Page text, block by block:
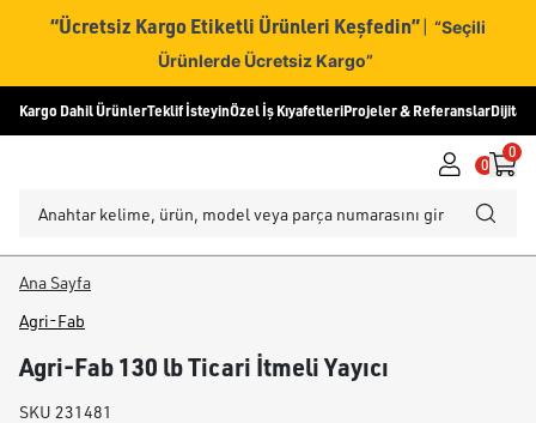
“Ücretsiz Kargo Etiketli Ürünleri Keşfedin” | “Seçili
Ürünlerde Ücretsiz Kargo”
Kargo Dahil ÜrünlerTeklif İsteyinÖzel İş KıyafetleriProjeler & ReferanslarDijital
0
0
Ana Sayfa
Agri-Fab
Agri-Fab 130 lb Ticari İtmeli Yayıcı
SKU 231481